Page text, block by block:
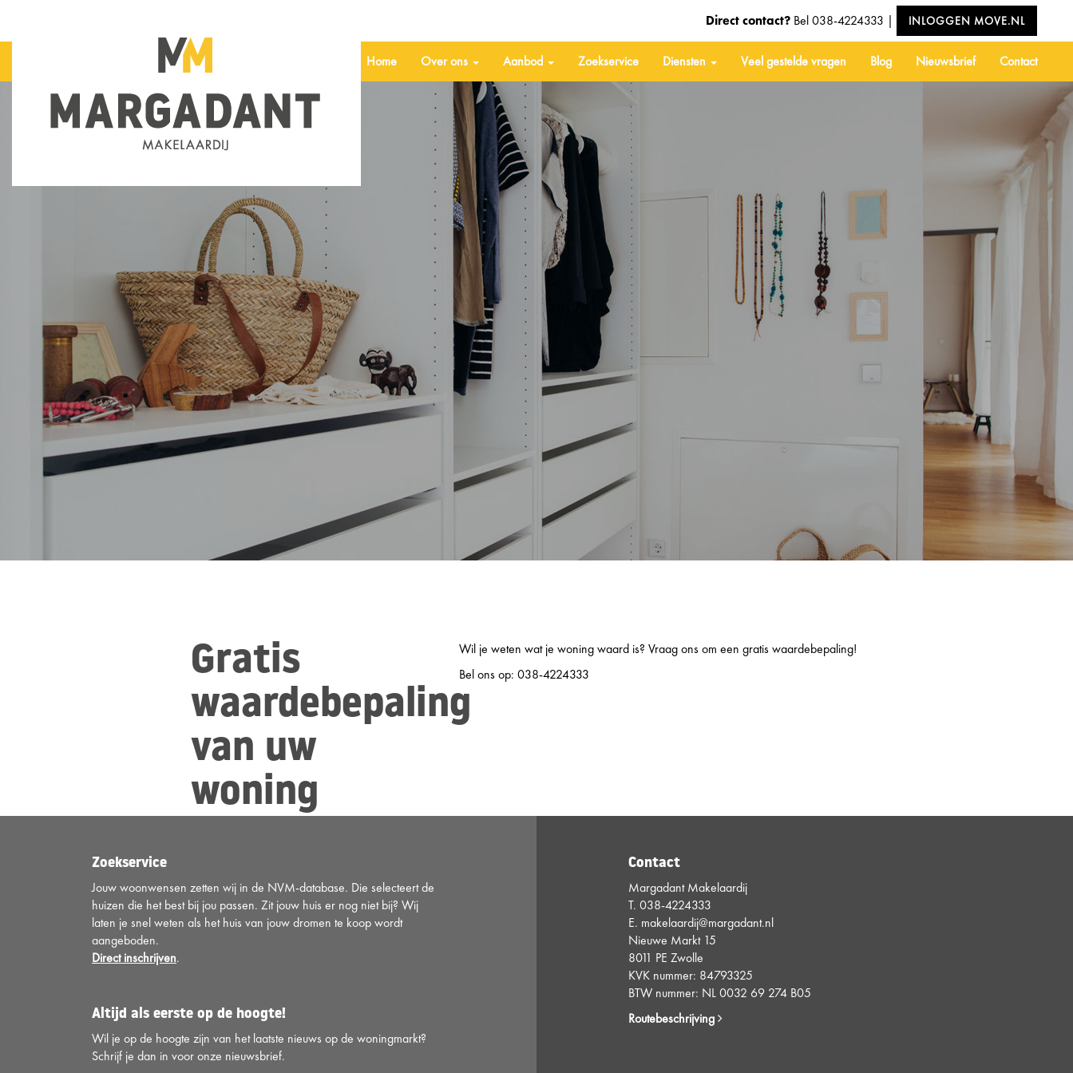
Direct contact? Bel038-4224333 | INLOGGEN MOVE.NL
Home Over ons Aanbod Zoekservice Diensten Veel gestelde vragen Blog Nieuwsbrief Contact
Gratis
waardebepaling
van uw
woning
Wil je weten wat je woning waard is? Vraag ons om een gratis waardebepaling!
Bel ons op: 038-4224333
Zoekservice
Jouw woonwensen zetten wij in de NVM-database. Die selecteert de
huizen die het best bij jou passen. Zit jouw huis er nog niet bij? Wij
laten je snel weten als het huis van jouw dromen te koop wordt
aangeboden.
Direct inschrijven.
Altijd als eerste op de hoogte!
Wil je op de hoogte zijn van het laatste nieuws op de woningmarkt?
Schrijf je dan in voor onze nieuwsbrief.
Contact
Margadant Makelaardij
T. 038-4224333
E. makelaardij@margadant.nl
Nieuwe Markt 15
8011 PE Zwolle
KVK nummer: 84793325
BTW nummer: NL 0032 69 274 B05
Routebeschrijving